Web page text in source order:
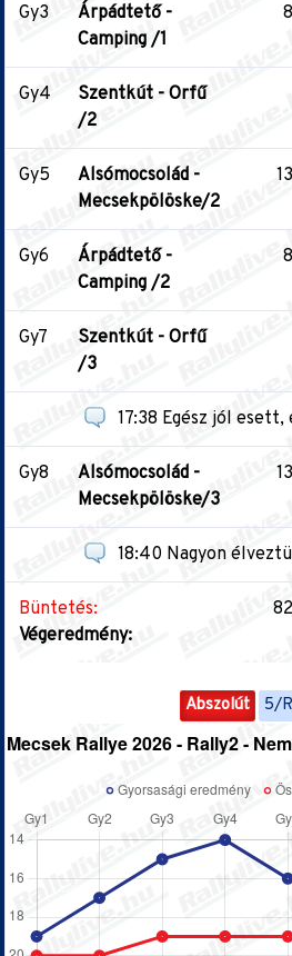
Gy3
Árpádtető -
Camping /1
Gy4
Szentkút - Orfű
/2
Gy5
Alsómocsolád -
Mecsekpölöske/2
Gy6
Árpádtető -
Camping /2
Gy7
Szentkút - Orfű
/3
17:38 Egész jól
Gy8
Alsómocsolád -
Mecsekpölöske/3
18:40 Nagyon
Büntetés:
Végeredmény:
Abszolút 5/